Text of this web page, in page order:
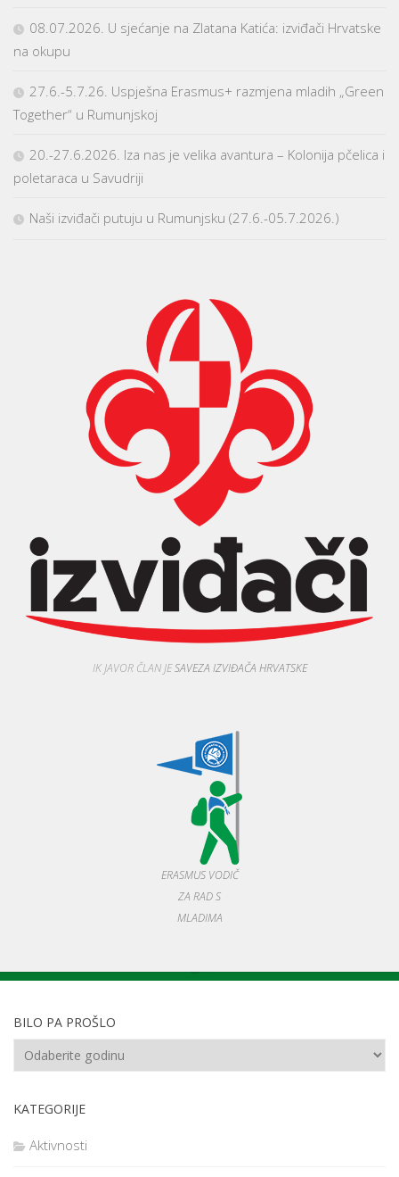
08.07.2026. U sjećanje na Zlatana Katića: izviđači Hrvatske
na okupu
27.6.-5.7.26. Uspješna Erasmus+ razmjena mladih „Green
Together“ u Rumunjskoj
20.-27.6.2026. Iza nas je velika avantura – Kolonija pčelica i
poletaraca u Savudriji
Naši izviđači putuju u Rumunjsku (27.6.-05.7.2026.)
IK JAVOR ČLAN JESAVEZA IZVIĐAČA HRVATSKE
ERASMUS VODIČ
ZA RAD S
MLADIMA
BILO PA PROŠLO
KATEGORIJE
Aktivnosti